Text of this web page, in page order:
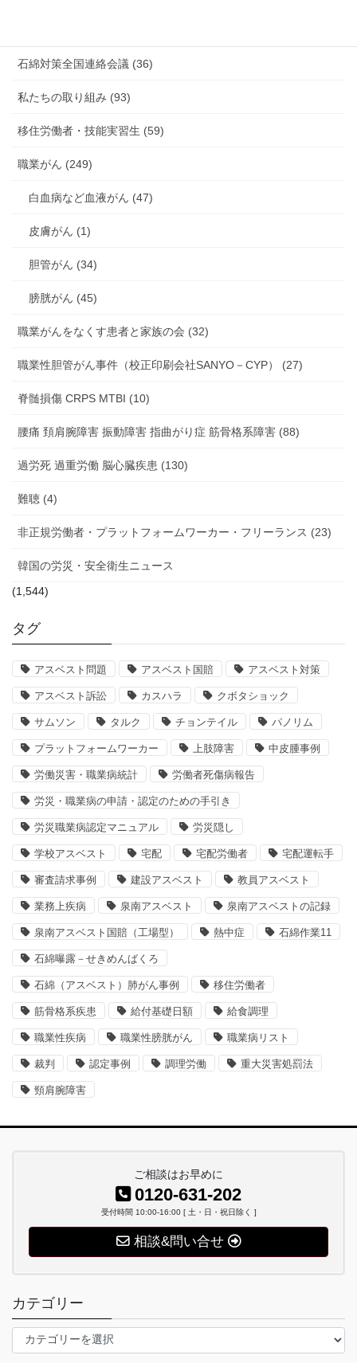
石綿対策全国連絡会議 (36)
私たちの取り組み (93)
移住労働者・技能実習生 (59)
職業がん (249)
白血病など血液がん (47)
皮膚がん (1)
胆管がん (34)
膀胱がん (45)
職業がんをなくす患者と家族の会 (32)
職業性胆管がん事件（校正印刷会社SANYO－CYP） (27)
脊髄損傷 CRPS MTBI (10)
腰痛 頚肩腕障害 振動障害 指曲がり症 筋骨格系障害 (88)
過労死 過重労働 脳心臓疾患 (130)
難聴 (4)
非正規労働者・プラットフォームワーカー・フリーランス (23)
韓国の労災・安全衛生ニュース
(1,544)
タグ
アスベスト問題 アスベスト国賠 アスベスト対策
アスベスト訴訟 カスハラ クボタショック
サムソン タルク チョンテイル パノリム
プラットフォームワーカー 上肢障害 中皮腫事例
労働災害・職業病統計 労働者死傷病報告
労災・職業病の申請・認定のための手引き
労災職業病認定マニュアル 労災隠し
学校アスベスト 宅配 宅配労働者 宅配運転手
審査請求事例 建設アスベスト 教員アスベスト
業務上疾病 泉南アスベスト 泉南アスベストの記録
泉南アスベスト国賠（工場型） 熱中症 石綿作業11
石綿曝露－せきめんばくろ
石綿（アスベスト）肺がん事例 移住労働者
筋骨格系疾患 給付基礎日額 給食調理
職業性疾病 職業性膀胱がん 職業病リスト
裁判 認定事例 調理労働 重大災害処罰法
頸肩腕障害
ご相談はお早めに
0120-631-202
受付時間 10:00-16:00 [ 土・日・祝日除く ]
相談&問い合せ
カテゴリー
テ